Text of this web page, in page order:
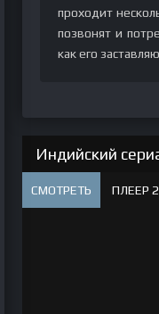
проходит
позвонят и
как его
Индийский
СМОТРЕТЬ ПЛЕЕР 2